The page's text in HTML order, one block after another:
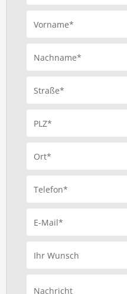
Vorname*
Nachname*
Straße*
PLZ*
Ort*
Telefon*
E-Mail*
Ihr Wunsch
Nachricht